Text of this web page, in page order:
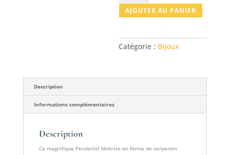
Sélénite
serpentin
AJOUTER AU PANIER
Catégorie : Bijoux
Description
Informations complémentaires
Description
Ce magnifique Pendentif Sélénite en forme de serpentin